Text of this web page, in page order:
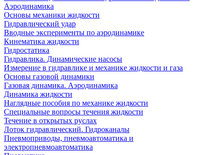
Аэродинамика
Основы механики жидкости
Гидравлический удар
Вводные эксперименты по аэродинамике
Кинематика жидкости
Гидростатика
Гидравлика. Динамические насосы
Измерение в гидравлике и механике жидкости и газа
Основы газовой динамики
Газовая динамика. Аэродинамика
Динамика жидкости
Наглядные пособия по механике жидкости
Специальные вопросы течения жидкости
Течение в открытых руслах
Лоток гидравлический. Гидроканалы
Пневмоприводы, пневмоавтоматика и
электропневмоавтоматика